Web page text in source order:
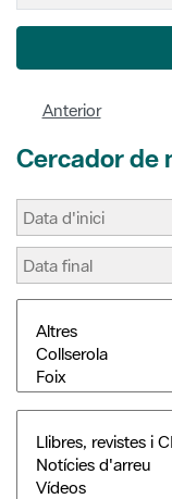
Anterior
Cercador de